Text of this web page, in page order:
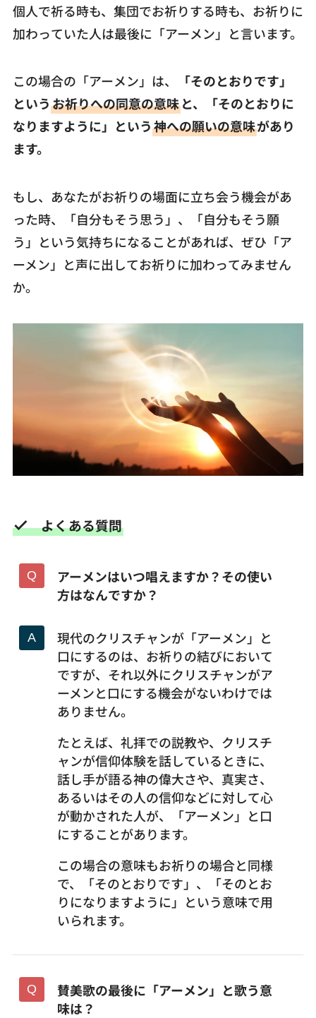
個人で祈る時も、集団でお祈りする時も、お祈りに
加わっていた人は最後に「アーメン」と言います。
この場合の「アーメン」は、
「そのとおりです」
というお祈りへの同意の意味と、「そのとおりに
なりますように」という神への願いの意味があり
ます。
もし、あなたがお祈りの場面に立ち会う機会があ
った時、「自分もそう思う」、「自分もそう願
う」という気持ちになることがあれば、ぜひ「ア
ーメン」と声に出してお祈りに加わってみません
か。
よくある質問
アーメンはいつ唱えますか？その使い
方はなんですか？
現代のクリスチャンが「アーメン」と
口にするのは、お祈りの結びにおいて
ですが、それ以外にクリスチャンがア
ーメンと口にする機会がないわけでは
ありません。
たとえば、礼拝での説教や、クリスチ
ャンが信仰体験を話しているときに、
話し手が語る神の偉大さや、真実さ、
あるいはその人の信仰などに対して心
が動かされた人が、「アーメン」と口
にすることがあります。
この場合の意味もお祈りの場合と同様
で、「そのとおりです」、「そのとお
りになりますように」という意味で用
いられます。
賛美歌の最後に「アーメン」と歌う意
味は？